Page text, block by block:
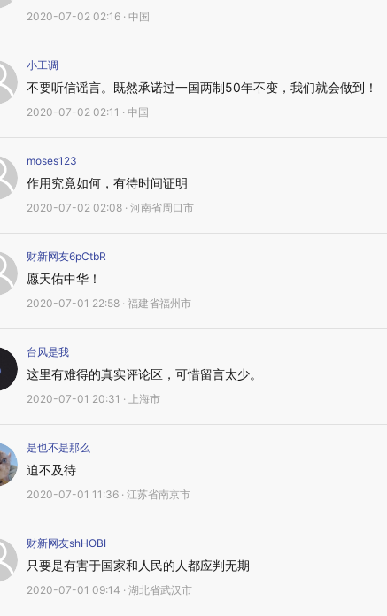
2020-07-02 02:16 · 中国
小工调
不要听信谣言。既然承诺过一国两制50年不变，我们就会做到！
2020-07-02 02:11 · 中国
moses123
作用究竟如何，有待时间证明
2020-07-02 02:08 · 河南省周口市
财新网友6pCtbR
愿天佑中华！
2020-07-01 22:58 · 福建省福州市
台风是我
这里有难得的真实评论区，可惜留言太少。
2020-07-01 20:31 · 上海市
是也不是那么
迫不及待
2020-07-01 11:36 · 江苏省南京市
财新网友shHOBI
只要是有害于国家和人民的人都应判无期
2020-07-01 09:14 · 湖北省武汉市